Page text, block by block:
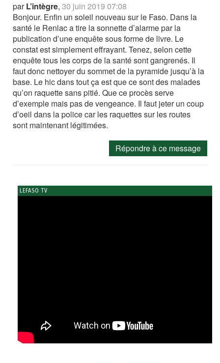
parL’intègre,30 juin 2019 07:08
Bonjour. Enfin un soleil nouveau sur le Faso. Dans la
santé le Renlac a tire la sonnette d’alarme par la
publication d’une enquête sous forme de livre. Le
constat est simplement effrayant. Tenez, selon cette
enquête tous les corps de la santé sont gangrenés. Il
faut donc nettoyer du sommet de la pyramide jusqu’à la
base. Le hic dans tout ça est que ce sont des malades
qu’on raquette sans pitié. Que ce procès serve
d’exemple mais pas de vengeance. Il faut jeter un coup
d’oeil dans la police car les raquettes sur les routes
sont maintenant légitimées.
Répondre à ce message
LEFASO TV